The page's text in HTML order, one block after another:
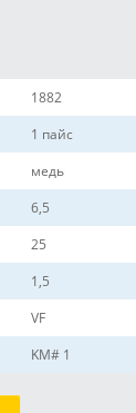
1882
1 пайс
медь
6,5
25
1,5
VF
KM# 1